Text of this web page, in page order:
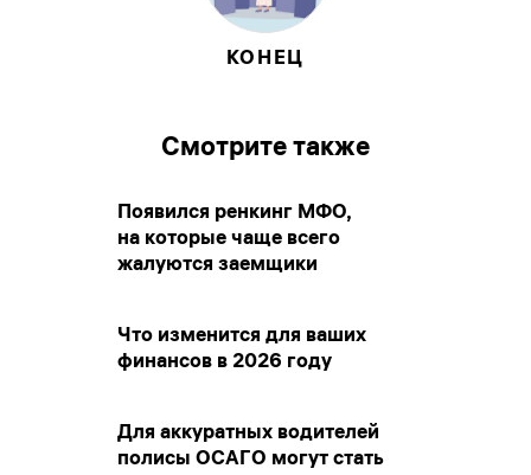
КОНЕЦ
Смотрите также
Появился ренкинг МФО,
на которые чаще всего
жалуются заемщики
Что изменится для ваших
финансов в 2026 году
Для аккуратных водителей
полисы ОСАГО могут стать